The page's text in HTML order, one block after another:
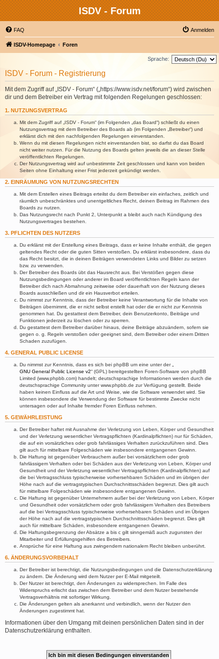
ISDV - Forum
FAQ Anmelden
ISDV-Homepage Foren
Sprache:
ISDV - Forum - Registrierung
Mit dem Zugriff auf „ISDV - Forum“ („https://www.isdv.net/forum“) wird zwischen
dir und dem Betreiber ein Vertrag mit folgenden Regelungen geschlossen:
1. NUTZUNGSVERTRAG
Mit dem Zugriff auf „ISDV - Forum“ (im Folgenden „das Board“) schließt du einen
Nutzungsvertrag mit dem Betreiber des Boards ab (im Folgenden „Betreiber“) und
erklärst dich mit den nachfolgenden Regelungen einverstanden.
Wenn du mit diesen Regelungen nicht einverstanden bist, so darfst du das Board
nicht weiter nutzen. Für die Nutzung des Boards gelten jeweils die an dieser Stelle
veröffentlichten Regelungen.
Der Nutzungsvertrag wird auf unbestimmte Zeit geschlossen und kann von beiden
Seiten ohne Einhaltung einer Frist jederzeit gekündigt werden.
2. EINRÄUMUNG VON NUTZUNGSRECHTEN
Mit dem Erstellen eines Beitrags erteilst du dem Betreiber ein einfaches, zeitlich und
räumlich unbeschränktes und unentgeltliches Recht, deinen Beitrag im Rahmen des
Boards zu nutzen.
Das Nutzungsrecht nach Punkt 2, Unterpunkt a bleibt auch nach Kündigung des
Nutzungsvertrages bestehen.
3. PFLICHTEN DES NUTZERS
Du erklärst mit der Erstellung eines Beitrags, dass er keine Inhalte enthält, die gegen
geltendes Recht oder die guten Sitten verstoßen. Du erklärst insbesondere, dass du
das Recht besitzt, die in deinen Beiträgen verwendeten Links und Bilder zu setzen
bzw. zu verwenden.
Der Betreiber des Boards übt das Hausrecht aus. Bei Verstößen gegen diese
Nutzungsbedingungen oder anderer im Board veröffentlichten Regeln kann der
Betreiber dich nach Abmahnung zeitweise oder dauerhaft von der Nutzung dieses
Boards ausschließen und dir ein Hausverbot erteilen.
Du nimmst zur Kenntnis, dass der Betreiber keine Verantwortung für die Inhalte von
Beiträgen übernimmt, die er nicht selbst erstellt hat oder die er nicht zur Kenntnis
genommen hat. Du gestattest dem Betreiber, dein Benutzerkonto, Beiträge und
Funktionen jederzeit zu löschen oder zu sperren.
Du gestattest dem Betreiber darüber hinaus, deine Beiträge abzuändern, sofern sie
gegen o. g. Regeln verstoßen oder geeignet sind, dem Betreiber oder einem Dritten
Schaden zuzufügen.
4. GENERAL PUBLIC LICENSE
Du nimmst zur Kenntnis, dass es sich bei phpBB um eine unter der „
GNU General Public License v2“ (GPL) bereitgestellten Foren-Software von phpBB
Limited (www.phpbb.com) handelt; deutschsprachige Informationen werden durch die
deutschsprachige Community unter www.phpbb.de zur Verfügung gestellt. Beide
haben keinen Einfluss auf die Art und Weise, wie die Software verwendet wird. Sie
können insbesondere die Verwendung der Software für bestimmte Zwecke nicht
untersagen oder auf Inhalte fremder Foren Einfluss nehmen.
5. GEWÄHRLEISTUNG
Der Betreiber haftet mit Ausnahme der Verletzung von Leben, Körper und Gesundheit
und der Verletzung wesentlicher Vertragspflichten (Kardinalpflichten) nur für Schäden,
die auf ein vorsätzliches oder grob fahrlässiges Verhalten zurückzuführen sind. Dies
gilt auch für mittelbare Folgeschäden wie insbesondere entgangenen Gewinn.
Die Haftung ist gegenüber Verbrauchern außer bei vorsätzlichem oder grob
fahrlässigem Verhalten oder bei Schäden aus der Verletzung von Leben, Körper und
Gesundheit und der Verletzung wesentlicher Vertragspflichten (Kardinalpflichten) auf
die bei Vertragsschluss typischerweise vorhersehbaren Schäden und im übrigen der
Höhe nach auf die vertragstypischen Durchschnittsschäden begrenzt. Dies gilt auch
für mittelbare Folgeschäden wie insbesondere entgangenen Gewinn.
Die Haftung ist gegenüber Unternehmern außer bei der Verletzung von Leben, Körper
und Gesundheit oder vorsätzlichem oder grob fahrlässigem Verhalten des Betreibers
auf die bei Vertragsschluss typischerweise vorhersehbaren Schäden und im Übrigen
der Höhe nach auf die vertragstypischen Durchschnittsschäden begrenzt. Dies gilt
auch für mittelbare Schäden, insbesondere entgangenen Gewinn.
Die Haftungsbegrenzung der Absätze a bis c gilt sinngemäß auch zugunsten der
Mitarbeiter und Erfüllungsgehilfen des Betreibers.
Ansprüche für eine Haftung aus zwingendem nationalem Recht bleiben unberührt.
6. ÄNDERUNGSVORBEHALT
Der Betreiber ist berechtigt, die Nutzungsbedingungen und die Datenschutzerklärung
zu ändern. Die Änderung wird dem Nutzer per E-Mail mitgeteilt.
Der Nutzer ist berechtigt, den Änderungen zu widersprechen. Im Falle des
Widerspruchs erlischt das zwischen dem Betreiber und dem Nutzer bestehende
Vertragsverhältnis mit sofortiger Wirkung.
Die Änderungen gelten als anerkannt und verbindlich, wenn der Nutzer den
Änderungen zugestimmt hat.
Informationen über den Umgang mit deinen persönlichen Daten sind in der
Datenschutzerklärung enthalten.